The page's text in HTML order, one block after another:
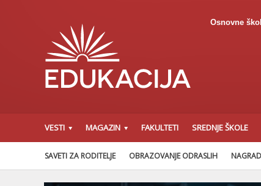
Osnovne
VESTI MAGAZIN FAKULTETI SREDNJE ŠKOLE
SAVETI ZA RODITELJE OBRAZOVANJE ODRASLIH